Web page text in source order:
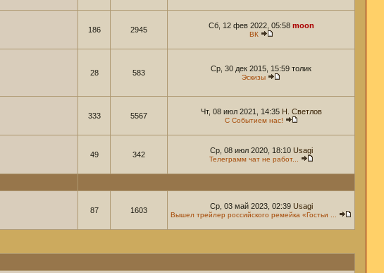
186 2945 Сб, 12 фев 2022, 05:58 moon
ВК
28 583 Ср, 30 дек 2015, 15:59 толик
Эскизы
333 5567 Чт, 08 июл 2021, 14:35 Н. Светлов
С Событием нас!
49 342 Ср, 08 июл 2020, 18:10 Usagi
Телеграмм чат не работ...
87 1603 Ср, 03 май 2023, 02:39 Usagi
Вышел трейлер российского ремейка «Гостьи ...